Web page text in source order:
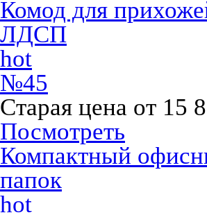
Комод для
ЛДСП
hot
№45
Старая цена от 15
Посмотреть
Компактный
папок
hot